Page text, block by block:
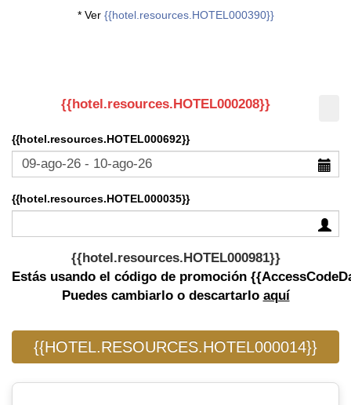
* Ver {{hotel.resources.HOTEL000390}}
{{hotel.resources.HOTEL000208}}
{{hotel.resources.HOTEL000692}}
{{hotel.resources.HOTEL000035}}
{{hotel.resources.HOTEL000981}}
Estás usando el código de promoción
Puedes cambiarlo o descartarlo aquí
{{HOTEL.RESOURCES.HOTEL000014}}